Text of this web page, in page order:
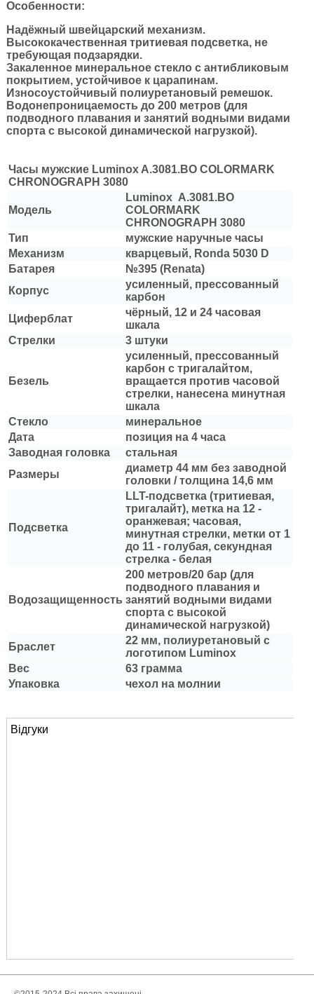
Особенности:
Надёжный швейцарский механизм.
Высококачественная тритиевая подсветка, не
требующая подзарядки.
Закаленное минеральное стекло с антибликовым
покрытием, устойчивое к царапинам.
Износоустойчивый полиуретановый ремешок.
Водонепроницаемость до 200 метров (для
подводного плавания и занятий водными видами
спорта с высокой динамической нагрузкой).
Часы мужские Luminox A.3081.BO COLORMARK
CHRONOGRAPH 3080
Модель
Luminox A.3081.BO
COLORMARK
CHRONOGRAPH 3080
Тип
мужские наручные часы
Механизм
кварцевый, Ronda 5030 D
Батарея
№395 (Renata)
Корпус
усиленный, прессованный
карбон
Циферблат
чёрный, 12 и 24 часовая
шкала
Стрелки
3 штуки
Безель
усиленный, прессованный
карбон с тригалайтом,
вращается против часовой
стрелки, нанесена минутная
шкала
Стекло
минеральное
Дата
позиция на 4 часа
Заводная головка
стальная
Размеры
диаметр 44 мм без заводной
головки / толщина 14,6 мм
Подсветка
LLT-подсветка (тритиевая,
тригалайт), метка на 12 -
оранжевая; часовая,
минутная стрелки, метки от 1
до 11 - голубая, секундная
стрелка - белая
Водозащищенность
200 метров/20 бар (для
подводного плавания и
занятий водными видами
спорта с высокой
динамической нагрузкой)
Браслет
22 мм, полиуретановый с
логотипом Luminox
Вес
63 грамма
Упаковка
чехол на молнии
Відгуки